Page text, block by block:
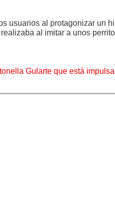
usuarios al protagonizar un
al imitar a unos
Gularte que está